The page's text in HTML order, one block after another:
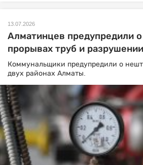
13.07.2026
Алматинцев предупредили
прорывах труб и
Коммунальщики предупредили о
двух районах Алматы.